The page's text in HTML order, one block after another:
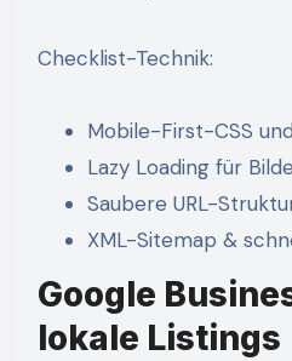
Checklist-Technik:
Mobile-First-CSS
Lazy Loading für
Saubere URL-
XML-Sitemap &
Google
lokale Listings